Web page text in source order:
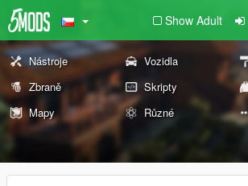
Show Adult
Nástroje Vozidla
Zbraně
Skripty
Mapy
Různé